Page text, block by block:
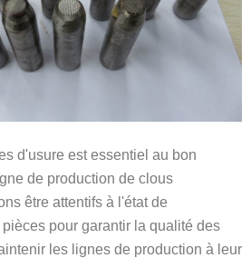
d'usure est essentiel au bon
de production de clous
être attentifs à l'état de
pour garantir la qualité des
les lignes de production à leur